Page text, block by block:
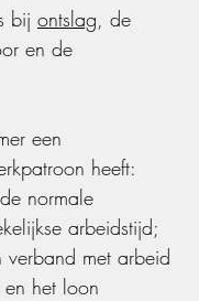
bij ontslag, de
en de
een
heeft:
normale
arbeidstijd;
verband met arbeid
het loon